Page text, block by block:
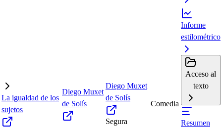
La igualdad de los
sujetos
Diego Muxet
de Solís
Diego Muxet
de Solís
Segura
Comedia
Informe
estilométrico
Acceso al
texto
Resumen